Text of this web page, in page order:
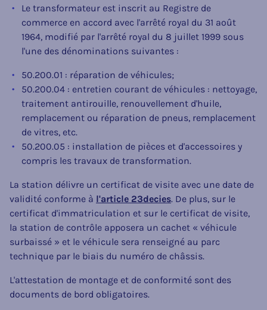
Le transformateur est inscrit au Registre de
commerce en accord avec l'arrêté royal du 31 août
1964, modifié par l'arrêté royal du 8 juillet 1999 sous
l'une des dénominations suivantes :
50.200.01 : réparation de véhicules;
50.200.04 : entretien courant de véhicules : nettoyage,
traitement antirouille, renouvellement d'huile,
remplacement ou réparation de pneus, remplacement
de vitres, etc.
50.200.05 : installation de pièces et d'accessoires y
compris les travaux de transformation.
La station délivre un certificat de visite avec une date de
validité conforme à l'article 23decies. De plus, sur le
certificat d'immatriculation et sur le certificat de visite,
la station de contrôle apposera un cachet « véhicule
surbaissé » et le véhicule sera renseigné au parc
technique par le biais du numéro de châssis.
L'attestation de montage et de conformité sont des
documents de bord obligatoires.